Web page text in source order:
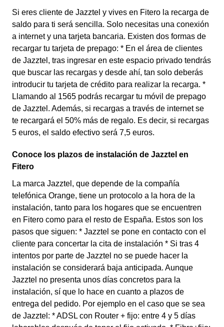
Si eres cliente de Jazztel y vives en Fitero la recarga de
saldo para ti será sencilla. Solo necesitas una conexión
a internet y una tarjeta bancaria. Existen dos formas de
recargar tu tarjeta de prepago: * En el área de clientes
de Jazztel, tras ingresar en este espacio privado tendrás
que buscar las recargas y desde ahí, tan solo deberás
introducir tu tarjeta de crédito para realizar la recarga. *
Llamando al 1565 podrás recargar tu móvil de prepago
de Jazztel. Además, si recargas a través de internet se
te recargará el 50% más de regalo. Es decir, si recargas
5 euros, el saldo efectivo será 7,5 euros.
Conoce los plazos de instalación de Jazztel en
Fitero
La marca Jazztel, que depende de la compañía
telefónica Orange, tiene un protocolo a la hora de la
instalación, tanto para los hogares que se encuentren
en Fitero como para el resto de España. Estos son los
pasos que siguen: * Jazztel se pone en contacto con el
cliente para concertar la cita de instalación * Si tras 4
intentos por parte de Jazztel no se puede hacer la
instalación se considerará baja anticipada. Aunque
Jazztel no presenta unos días concretos para la
instalación, sí que lo hace en cuanto a plazos de
entrega del pedido. Por ejemplo en el caso que se sea
de Jazztel: * ADSL con Router + fijo: entre 4 y 5 días